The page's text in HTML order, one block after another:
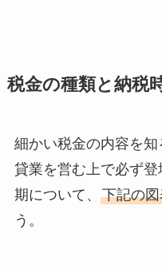
税金の種類と納税
細かい税金の内容を
貸業を営む上で必ず
期について、 下記の
う。